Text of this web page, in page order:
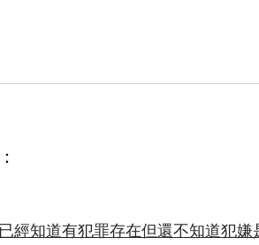
已經知道有犯罪存在但還不知道犯嫌